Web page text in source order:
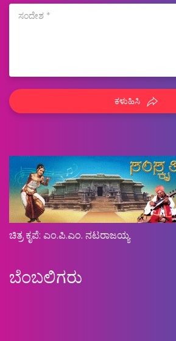
ಕಳುಹಿಸಿ
ಚಿತ್ರ ಕೃಪೆ: ಎಂ.ಪಿ.ಎಂ. ನಟರಾಜಯ್ಯ
ಬೆಂಬಲಿಗರು